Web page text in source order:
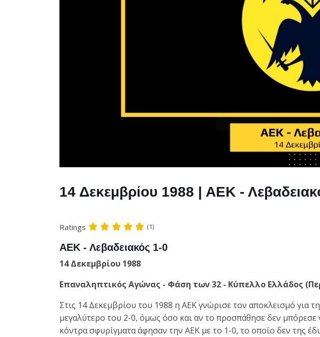
14 Δεκεμβρίου 1988 | ΑΕΚ -
Ratings (1)
ΑΕΚ - Λεβαδειακός 1-0
14 Δεκεμβρίου 1988
Επαναληπτικός Αγώνας - Φάση των 32 - Κύπελλο Ελλάδος
Στις 14 Δεκεμβρίου του 1988 η ΑΕΚ γνώρισε τον αποκλεισμό
μεγαλύτερο του 2-0, όμως όσο και αν το προσπάθησε δεν
κόντρα σφυρίγματα άφησαν την ΑΕΚ με το 1-0, το οποίο δεν της